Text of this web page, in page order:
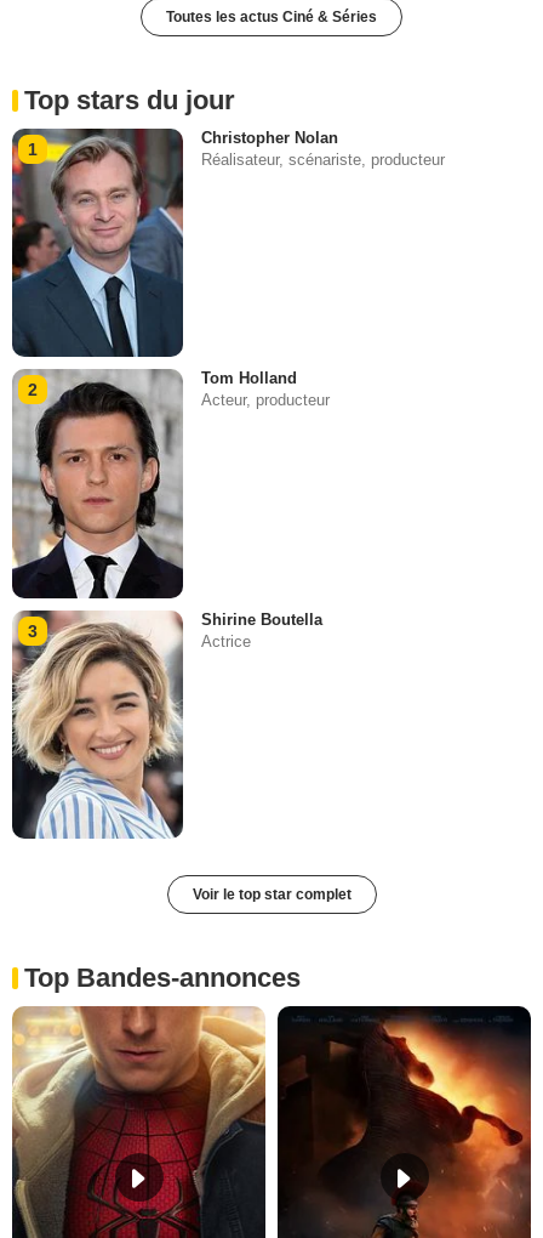
Toutes les actus Ciné & Séries
Top stars du jour
1
Christopher Nolan
Réalisateur, scénariste, producteur
2
Tom Holland
Acteur, producteur
3
Shirine Boutella
Actrice
Voir le top star complet
Top Bandes-annonces